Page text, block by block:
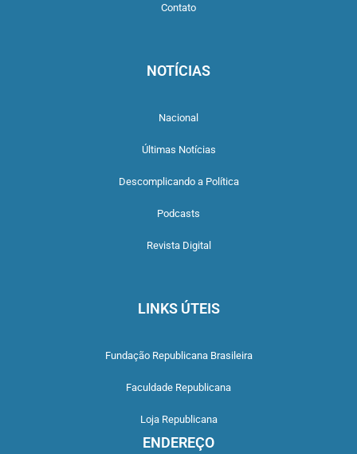
Contato
NOTÍCIAS
Nacional
Últimas Notícias
Descomplicando a Política
Podcasts
Revista Digital
LINKS ÚTEIS
Fundação Republicana Brasileira
Faculdade Republicana
Loja Republicana
ENDEREÇO